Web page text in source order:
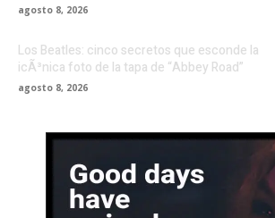
agosto 8, 2026
Los Beatles: cinco secretos que esconde la
icÃ³nica foto de la tapa de “Abbey Road”
agosto 8, 2026